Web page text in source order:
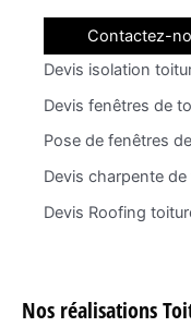
Contactez-
Devis isolation
Devis fenêtres de
Pose de fenêtres
Devis charpente
Devis Roofing
Nos réalisations